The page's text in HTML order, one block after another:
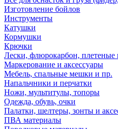
Изготовление бойлов
Инструменты
Катушки
Кормушки
Крючки
Лески, флюрокарбон,
Маркерование и аксессуары
Мебель, спальные мешки и пр.
Напальчники и перчатки
Ножи, мультитулы, топоры
Одежда, обувь, очки
Палатки, шелтеры, зонты и
ПВА материалы